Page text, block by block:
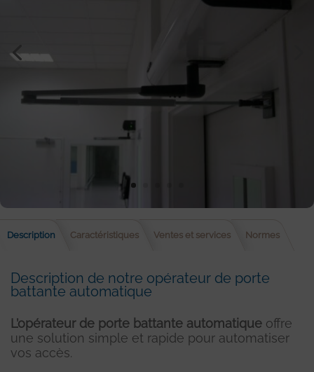
Description Caractéristiques Ventes et services Normes
Description de notre opérateur de porte
battante automatique
L’opérateur de porte battante automatique offre
une solution simple et rapide pour automatiser
vos accès.